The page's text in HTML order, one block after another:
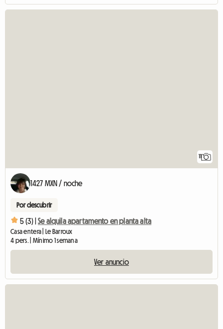
11
1427 MXN / noche
Por descubrir
5 (3) | Se alquila apartamento en planta alta
Casa entera | Le Barroux
4 pers. | Mínimo 1 semana
Ver anuncio